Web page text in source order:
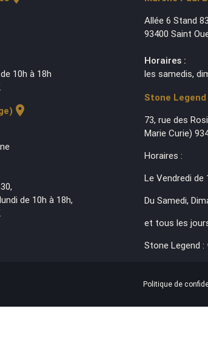
10h à 18h
location_on
de 10h à 18h,
Allée 6 Stand 83
93400 Saint
Horaires :
les samedis,
Stone
73, rue des
Marie Curie)
Horaires :
Le Vendredi de
Du Samedi,
et tous les
Stone Legend :
Politique de